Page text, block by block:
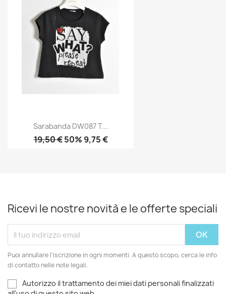
Sarabanda DW087 T...
19,50 €50% 9,75 €
Ricevi le nostre novità e le offerte speciali
Puoi annullare l'iscrizione in ogni momenti. A questo scopo, cerca le info
di contatto nelle note legali.
Autorizzo il trattamento dei miei dati personali finalizzati